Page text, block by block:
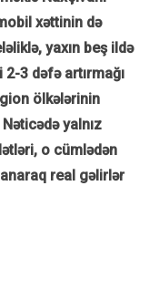
xəttinin də
yaxın beş ildə
3 dəfə artırmağı
ölkələrinin
yalnız
o cümlədən
real gəlirlər